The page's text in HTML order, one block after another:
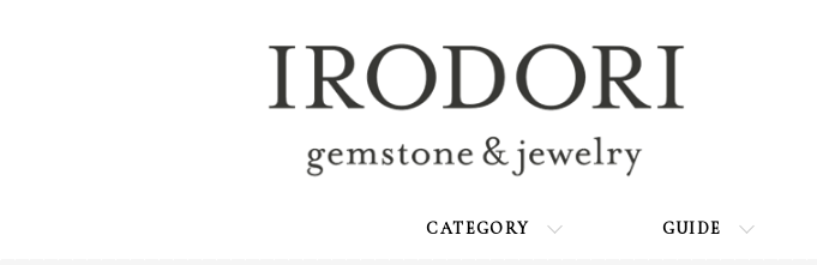
CATEGORY GUIDE